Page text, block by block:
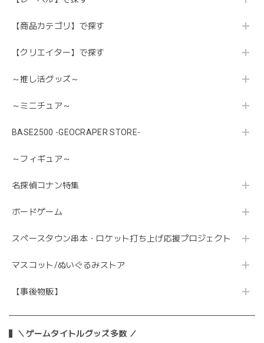
【商品カテゴリ】で探す
【クリエイター】で探す
～推し活グッズ～
～ミニチュア～
BASE2500 -GEOCRAPER STORE-
～フィギュア～
名探偵コナン特集
ボードゲーム
スペースタウン串本・ロケット打ち上げ応援プロジェクト
マスコット/ぬいぐるみストア
【事後物販】
＼ゲームタイトルグッズ多数 ／